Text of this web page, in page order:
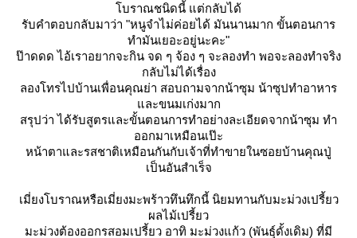
บราณชนิดนี้ แต่กลับได้
รับคำตอบกลับมาว่า "หนูจำไม่ค่อยได้ มันนานมาก ขั้นตอนการ
ทำมันเยอะอยู่นะคะ"
ป๊าดดด ไอ้เราอยากจะกิน จด ๆ จ้อง ๆ จะลองทำ พอจะลองทำจริง
กลับไม่ได้เรื่อง
ลองโทรไปบ้านเพื่อนคุณย่า สอบถามจากน้าซุม น้าซุปทำอาหาร
ละขนมเก่งมาก
สรุปว่า ได้รับสูตรและขั้นตอนการทำอย่างละเอียดจากน้าซุม ทำ
ออกมาเหมือนเป๊ะ
หน้าตาและรสชาติเหมือนกันกับเจ้าที่ทำขายในซอยบ้านคุณปู่
เป็นอันสำเร็จ
เมี่ยงโบราณหรือเมี่ยงมะพร้าวทึนทึกนี้ นิยมทานกับมะม่วงเปรี้ยว
ผลไม้เปรี้ยว
มะม่วงต้องออกรสอมเปรี้ยว อาทิ มะม่วงแก้ว (พันธุ์ดั้งเดิม) ที่มี